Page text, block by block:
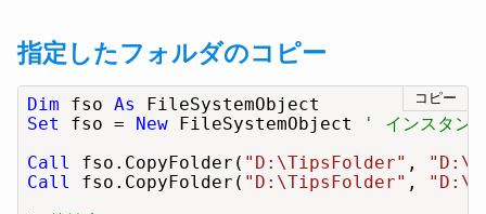
指定したフォルダのコピー
コピー
Dim fso As
Set
fso = New FileSystemObject
' インスタン
Call
fso.CopyFolder( "D:\TipsFolder" ,
Call
fso.CopyFolder( "D:\TipsFolder" ,